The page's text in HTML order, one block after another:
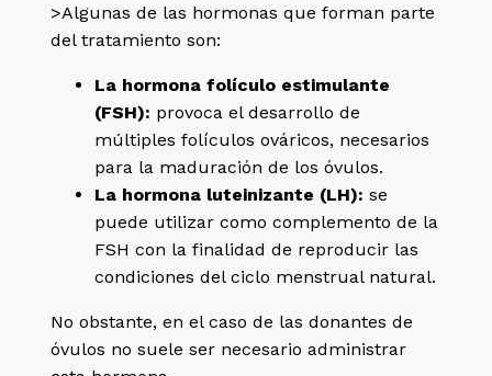
>Algunas de las hormonas que forman parte
del tratamiento son:
La hormona folículo estimulante
(FSH): provoca el desarrollo de
múltiples folículos ováricos, necesarios
para la maduración de los óvulos.
La hormona luteinizante (LH):se
puede utilizar como complemento de la
FSH con la finalidad de reproducir las
condiciones del ciclo menstrual natural.
No obstante, en el caso de las donantes de
óvulos no suele ser necesario administrar